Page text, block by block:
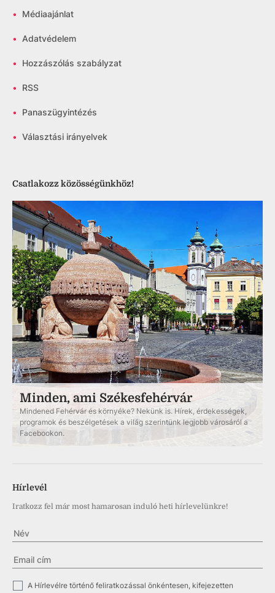
• Médiaajánlat
• Adatvédelem
• Hozzászólás szabályzat
• RSS
• Panaszügyintézés
• Választási irányelvek
Csatlakozz közösségünkhöz!
Minden, ami Székesfehérvár
Mindened Fehérvár és környéke? Nekünk is. Hírek, érdekességek,
programok és beszélgetések a világ szerintünk legjobb városáról a
Facebookon.
Hírlevél
Iratkozz fel már most hamarosan induló heti hírlevelünkre!
✓ A Hírlevélre történő feliratkozással önkéntesen, kifejezetten